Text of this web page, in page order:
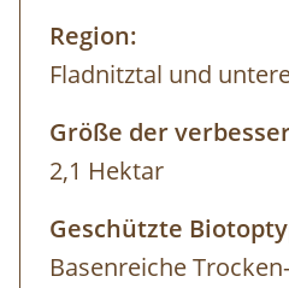
Region:
Fladnitztal und
Größe der
2,1 Hektar
Geschützte
Basenreiche